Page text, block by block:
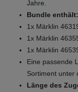
Jahre.
Bundle enthält:
1x Märklin
1x Märklin
1x Märklin
Eine passende
Sortiment unter
Länge des